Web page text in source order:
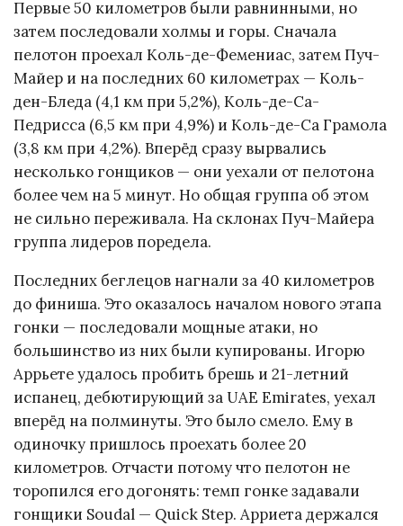
Первые 50 километров были равнинными, но
затем последовали холмы и горы. Сначала
пелотон проехал Коль-де-Фемениас, затем Пуч-
Майер и на последних 60 километрах — Коль-
ден-Бледа (4,1 км при 5,2%), Коль-де-Са-
Педрисса (6,5 км при 4,9%) и Коль-де-Са Грамола
(3,8 км при 4,2%). Вперёд сразу вырвались
несколько гонщиков — они уехали от пелотона
более чем на 5 минут. Но общая группа об этом
не сильно переживала. На склонах Пуч-Майера
группа лидеров поредела.
Последних беглецов нагнали за 40 километров
до финиша. Это оказалось началом нового этапа
гонки — последовали мощные атаки, но
большинство из них были купированы. Игорю
Аррьете удалось пробить брешь и 21-летний
испанец, дебютирующий за UAE Emirates, уехал
вперёд на полминуты. Это было смело. Ему в
одиночку пришлось проехать более 20
километров. Отчасти потому что пелотон не
торопился его догонять: темп гонке задавали
гонщики Soudal — Quick Step. Арриета держался